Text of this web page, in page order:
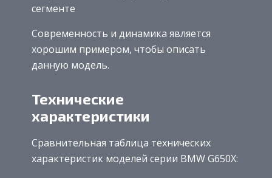
сегменте
Современность и динамика является
хорошим примером, чтобы описать
данную модель.
Технические
характеристики
Сравнительная таблица технических
характеристик моделей серии BMW G650X: